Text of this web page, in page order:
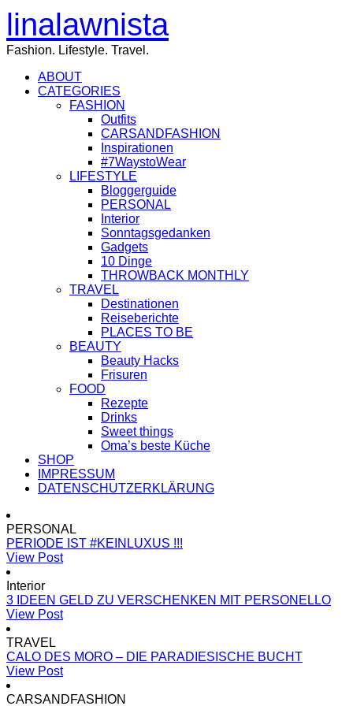
linalawnista
Fashion. Lifestyle. Travel.
ABOUT
CATEGORIES
FASHION
Outfits
CARSANDFASHION
Inspirationen
#7WaystoWear
LIFESTYLE
Bloggerguide
PERSONAL
Interior
Sonntagsgedanken
Gadgets
10 Dinge
THROWBACK MONTHLY
TRAVEL
Destinationen
Reiseberichte
PLACES TO BE
BEAUTY
Beauty Hacks
Frisuren
FOOD
Rezepte
Drinks
Sweet things
Oma’s beste Küche
SHOP
IMPRESSUM
DATENSCHUTZERKLÄRUNG
PERSONAL
PERIODE IST #KEINLUXUS !!!
View Post
Interior
3 IDEEN GELD ZU VERSCHENKEN MIT PERSONELLO
View Post
TRAVEL
CALO DES MORO – DIE PARADIESISCHE BUCHT
View Post
CARSANDFASHION